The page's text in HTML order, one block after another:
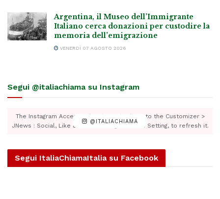
Argentina, il Museo dell’Immigrante
Italiano cerca donazioni per custodire la
memoria dell’emigrazione
VENERDÌ 07 AGOSTO 2026
Segui @italiachiama su Instagram
@ITALIACHIAMA
The Instagram Access Token is expired, Go to the Customizer >
JNews : Social, Like & View > Instagram Feed Setting, to refresh it.
Segui ItaliaChiamaItalia su Facebook